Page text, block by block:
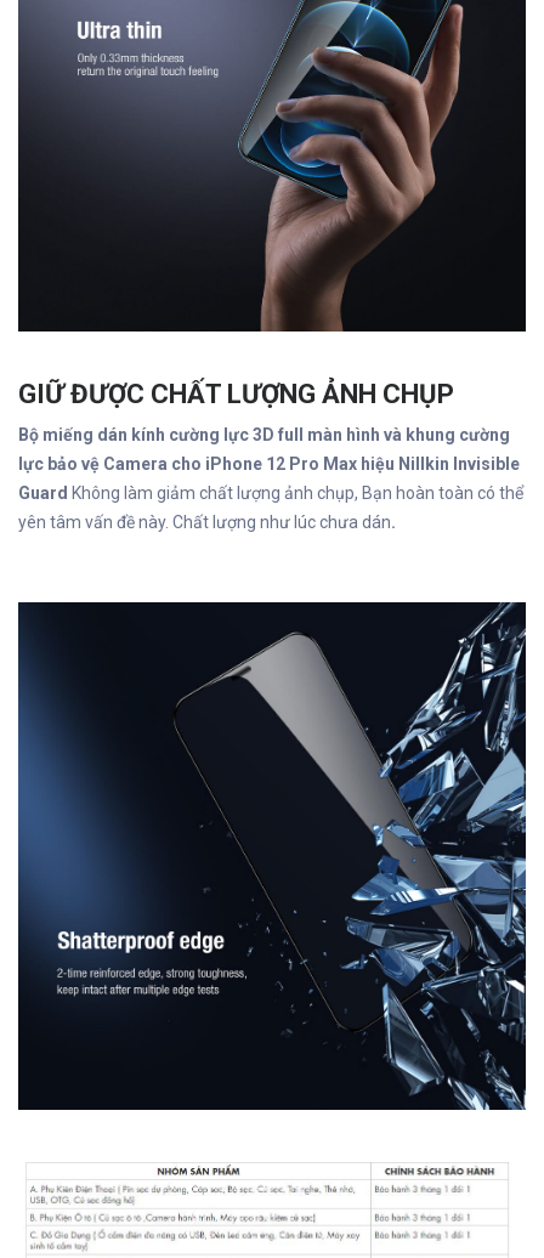
GIỮ ĐƯỢC CHẤT LƯỢNG ẢNH CHỤP
Bộ miếng dán kính cường lực 3D full màn hình và khung cường
lực bảo vệ Camera cho iPhone 12 Pro Max hiệu Nillkin Invisible
Guard Không làm giảm chất lượng ảnh chụp, Bạn hoàn toàn có thể
yên tâm vấn đề này. Chất lượng như lúc chưa dán.